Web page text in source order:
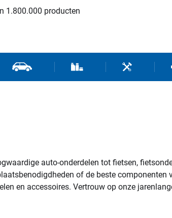
1.800.000 producten
scooter onderdelen
Automaterialen Gebruiksmaterialen /
auto-onderdelen tot fietsen,
of de beste
en accessoires. Vertrouw op onze